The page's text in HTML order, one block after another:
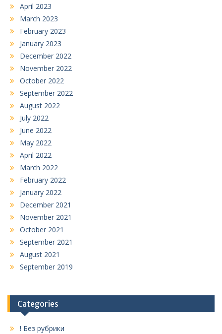
April 2023
March 2023
February 2023
January 2023
December 2022
November 2022
October 2022
September 2022
August 2022
July 2022
June 2022
May 2022
April 2022
March 2022
February 2022
January 2022
December 2021
November 2021
October 2021
September 2021
August 2021
September 2019
Categories
! Без рубрики